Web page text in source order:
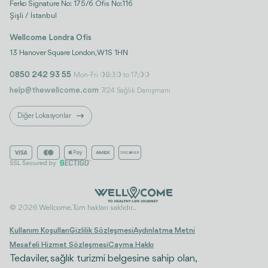
Ferko Signature No: 175/6 Ofis No:116
Şişli / İstanbul
Wellcome Londra Ofis
13 Hanover Square London, W1S 1HN
0850 242 93 55 Mon-Fri 08:30 to 17:00
help@thewellcome.com 7/24 Sağlık Danışmanı
Diğer Lokasyonlar
© 2026 Wellcome. Tüm hakları saklıdır..
Kullanım KoşullarıGizlilik SözleşmesiAydınlatma Metni
Mesafeli Hizmet SözleşmesiCayma Hakkı
Tedaviler, sağlık turizmi belgesine sahip olan,